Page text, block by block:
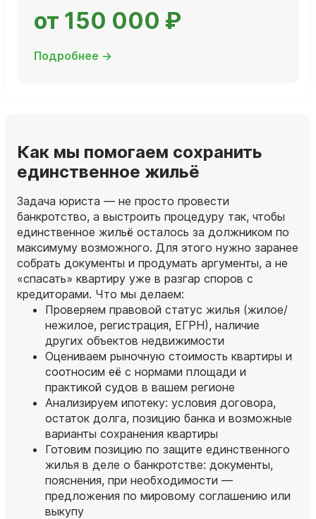
от 150 000 ₽
Подробнее →
Как мы помогаем сохранить
единственное жильё
Задача юриста — не просто провести
банкротство, а выстроить процедуру так, чтобы
единственное жильё осталось за должником по
максимуму возможного. Для этого нужно заранее
собрать документы и продумать аргументы, а не
«спасать» квартиру уже в разгар споров с
кредиторами. Что мы делаем:
Проверяем правовой статус жилья (жилое/
нежилое, регистрация, ЕГРН), наличие
других объектов недвижимости
Оцениваем рыночную стоимость квартиры и
соотносим её с нормами площади и
практикой судов в вашем регионе
Анализируем ипотеку: условия договора,
остаток долга, позицию банка и возможные
варианты сохранения квартиры
Готовим позицию по защите единственного
жилья в деле о банкротстве: документы,
пояснения, при необходимости —
предложения по мировому соглашению или
выкупу